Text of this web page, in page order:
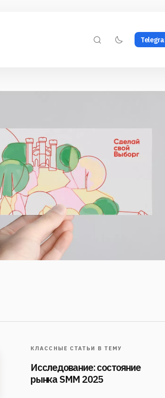
КЛАССНЫЕ СТАТЬИ В ТЕМУ
Исследование: состояние
рынка SMM 2025